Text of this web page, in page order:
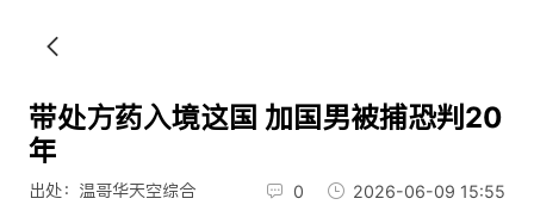
带处方药入境这国 加国男被捕恐判20
年
出处：温哥华天空综合 0 2026-06-09 15:55